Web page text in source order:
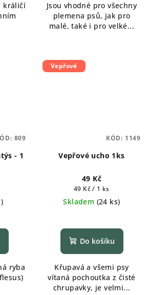
králičí
Jsou vhodné pro všechny
plemena psů, jak pro
malé, také i pro velké...
- 1
)
ryba
809
Vepřové
Vepřové ucho 1ks
49 Kč
Měrná
cena:
49 Kč / 1 ks
Skladem (24 ks)
Do košíku
Křupavá a všemi psy
vítaná pochoutka z čisté
chrupavky, je velmi...
KÓD: 1149